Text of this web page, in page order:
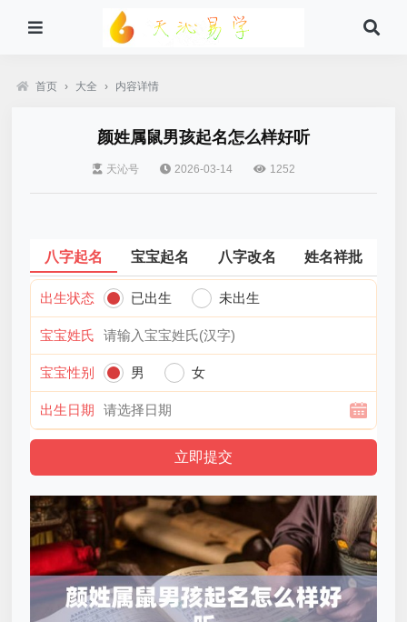
首页 › 大全 › 内容详情
颜姓属鼠男孩起名怎么样好听
天沁号 2026-03-14 1252
八字起名 宝宝起名 八字改名 姓名祥批
出生状态 已出生 未出生
宝宝姓氏
宝宝性别 男 女
出生日期